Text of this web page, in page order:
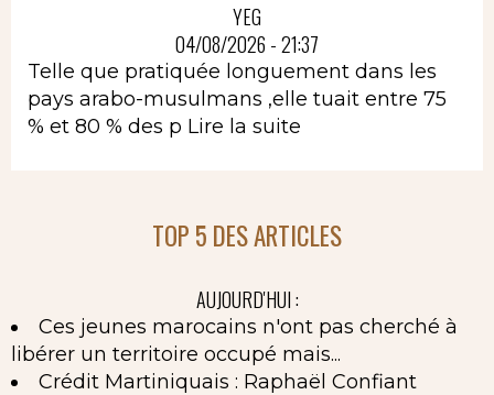
YEG
04/08/2026 - 21:37
Telle que pratiquée longuement dans les
pays arabo-musulmans ,elle tuait entre 75
% et 80 % des p Lire la suite
TOP 5 DES ARTICLES
AUJOURD'HUI :
Ces jeunes marocains n'ont pas cherché à
libérer un territoire occupé mais...
Crédit Martiniquais : Raphaël Confiant